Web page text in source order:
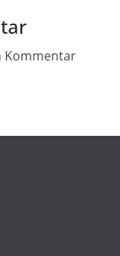
Kommentar